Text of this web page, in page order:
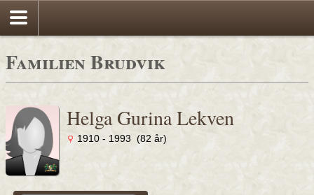
Familien Brudvik
Helga Gurina Lekven
1910 - 1993 (82 år)